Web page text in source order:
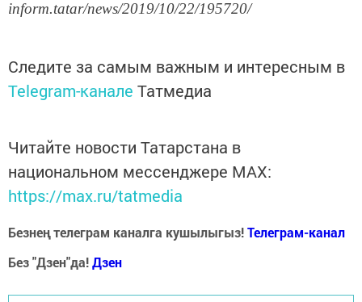
inform.tatar/news/2019/10/22/195720/
Следите за самым важным и интересным в
Telegram-канале Татмедиа
Читайте новости Татарстана в
национальном мессенджере MАХ:
https://max.ru/tatmedia
Безнең телеграм каналга кушылыгыз!Телеграм-канал
Без "Дзен"да!Дзен